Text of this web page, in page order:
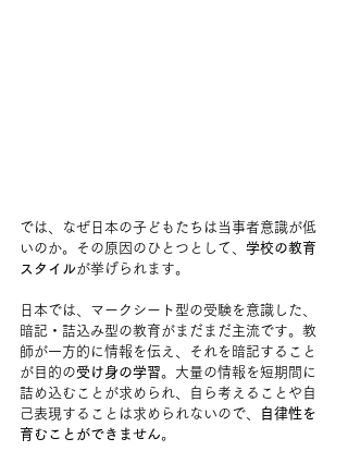
では、なぜ日本の子どもたちは当事者意識が低
いのか。その原因のひとつとして、 学校の教育
スタイルが挙げられます。
日本では、マークシート型の受験を意識した、
暗記・詰込み型の教育がまだまだ主流です。教
師が一方的に情報を伝え、それを暗記すること
が目的の受け身の学習。大量の情報を短期間に
詰め込むことが求められ、自ら考えることや自
己表現することは求められないので、
自律性を
育むことができません。